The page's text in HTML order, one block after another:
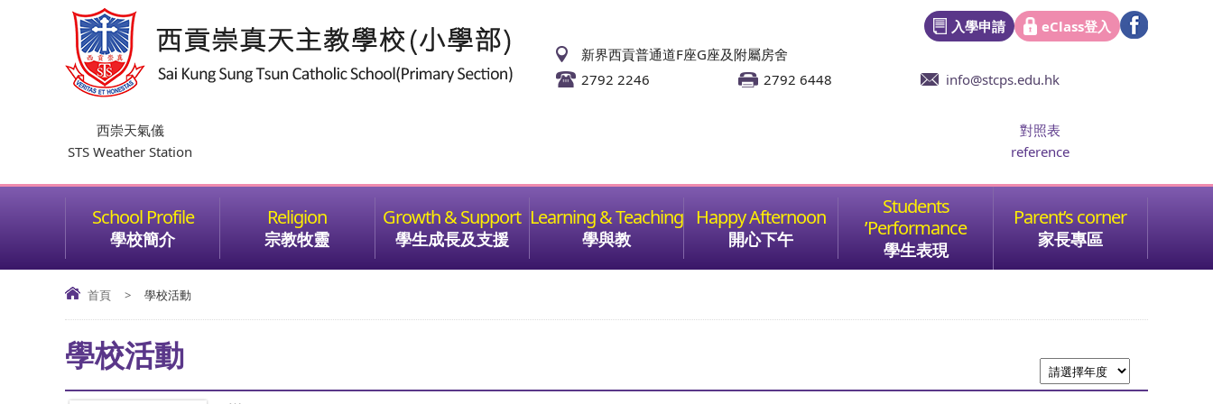
eClass登入
入學申請
新界西貢普通道F座G座及附屬房舍
2792 2246
2792 6448 info@stcps.edu.hk
西崇天氣儀
STS Weather Station
對照表
reference
學校簡介 宗教牧靈 學生成長及支援 學與教 開心下午 學生表現 家長專區
首頁 > 學校活動
學校活動